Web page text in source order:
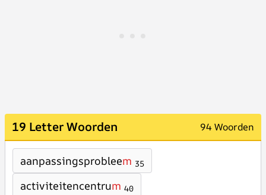
19 Letter Woorden 94 Woorden
aanpassingsprobleem 35
activiteitencentrum 40